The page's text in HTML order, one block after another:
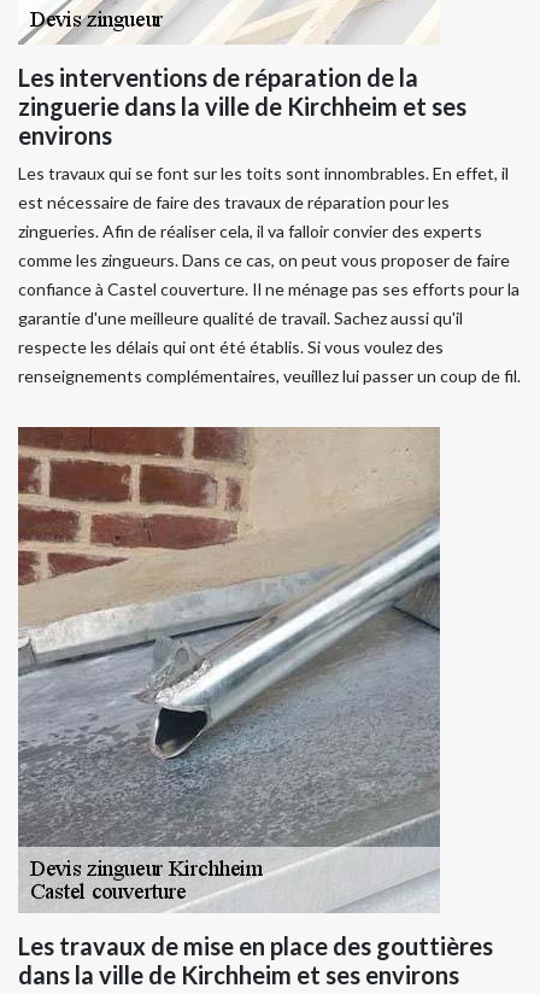
Les interventions de réparation de la
zinguerie dans la ville de Kirchheim et ses
environs
Les travaux qui se font sur les toits sont innombrables. En effet, il
est nécessaire de faire des travaux de réparation pour les
zingueries. Afin de réaliser cela, il va falloir convier des experts
comme les zingueurs. Dans ce cas, on peut vous proposer de faire
confiance à Castel couverture. Il ne ménage pas ses efforts pour la
garantie d'une meilleure qualité de travail. Sachez aussi qu'il
respecte les délais qui ont été établis. Si vous voulez des
renseignements complémentaires, veuillez lui passer un coup de fil.
Les travaux de mise en place des gouttières
dans la ville de Kirchheim et ses environs